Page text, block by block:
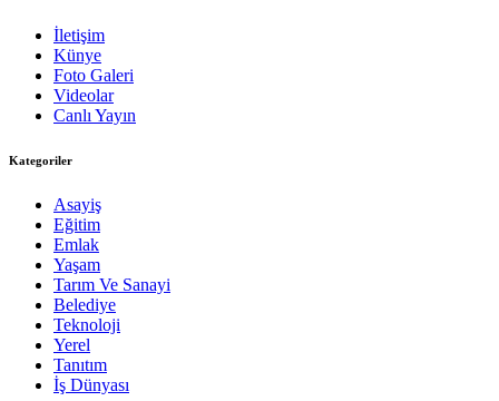
İletişim
Künye
Foto Galeri
Videolar
Canlı Yayın
Kategoriler
Asayiş
Eğitim
Emlak
Yaşam
Tarım Ve Sanayi
Belediye
Teknoloji
Yerel
Tanıtım
İş Dünyası